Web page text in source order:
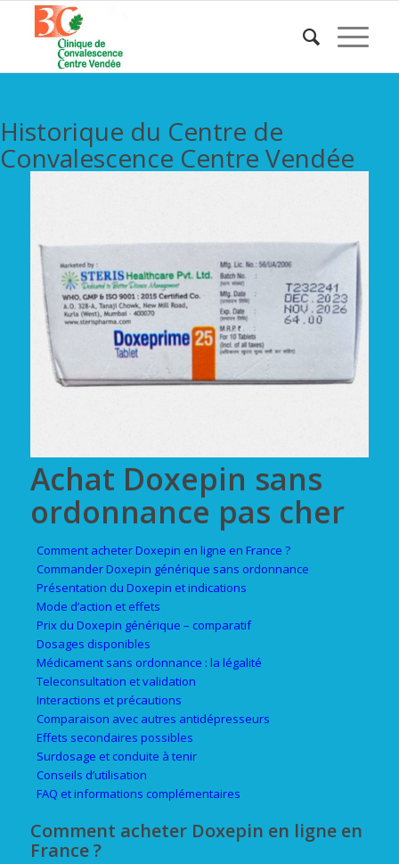
Historique du Centre de
Convalescence Centre Vendée
Achat Doxepin sans
ordonnance pas cher
Comment acheter Doxepin en ligne en France ?
Commander Doxepin générique sans ordonnance
Présentation du Doxepin et indications
Mode d’action et effets
Prix du Doxepin générique – comparatif
Dosages disponibles
Médicament sans ordonnance : la légalité
Teleconsultation et validation
Interactions et précautions
Comparaison avec autres antidépresseurs
Effets secondaires possibles
Surdosage et conduite à tenir
Conseils d’utilisation
FAQ et informations complémentaires
Comment acheter Doxepin en ligne en
France ?